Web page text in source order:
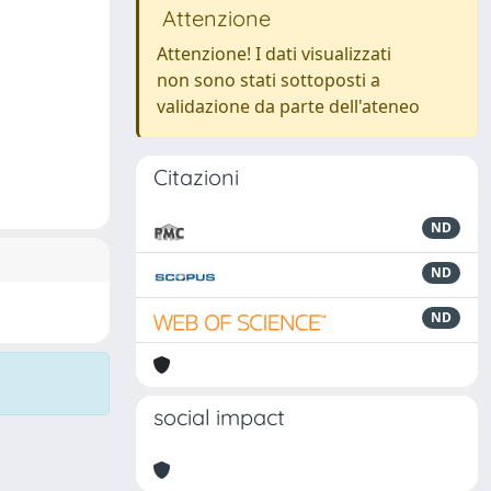
Attenzione
Attenzione! I dati visualizzati
non sono stati sottoposti a
validazione da parte dell'ateneo
Citazioni
ND
ND
ND
social impact